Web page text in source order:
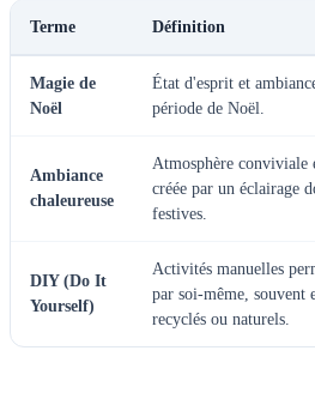
Terme Définition
Magie de
Noël
État d'esprit et
période de Noël.
Ambiance
chaleureuse
Atmosphère conviviale
créée par un éclairage
festives.
DIY (Do It
Yourself)
Activités manuelles
par soi-même, souvent
recyclés ou naturels.